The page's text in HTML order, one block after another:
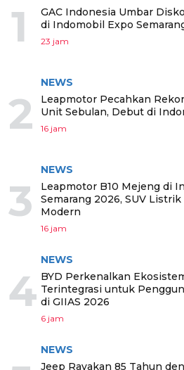
1
GAC Indonesia Umbar
di Indomobil Expo
23 jam
2
NEWS
Leapmotor Pecahkan
Unit Sebulan, Debut di
16 jam
3
NEWS
Leapmotor B10 Mejeng di
Semarang 2026, SUV
Modern
16 jam
4
NEWS
BYD Perkenalkan
Terintegrasi untuk
di GIIAS 2026
6 jam
NEWS
Jeep Rayakan 85 Tahun